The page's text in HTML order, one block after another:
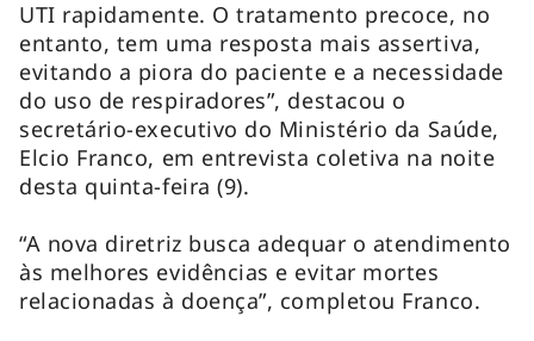
UTI rapidamente. O tratamento precoce, no
entanto, tem uma resposta mais assertiva,
evitando a piora do paciente e a necessidade
do uso de respiradores”, destacou o
secretário-executivo do Ministério da Saúde,
Elcio Franco, em entrevista coletiva na noite
desta quinta-feira (9).
“A nova diretriz busca adequar o atendimento
às melhores evidências e evitar mortes
relacionadas à doença”, completou Franco.